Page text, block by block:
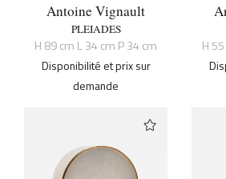
Antoine Vignault
PLEIADES
H 89 cm L 34 cm P 34 cm
Disponibilité et prix sur
demande
H